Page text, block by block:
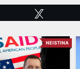
NEISTINA